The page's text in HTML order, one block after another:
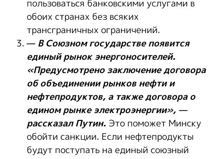
пользоваться банковскими услугами в
обоих странах без всяких
трансграничных ограничений.
— В Союзном государстве появится
единый рынок энергоносителей.
«Предусмотрено заключение договора
об объединении рынков нефти и
нефтепродуктов, а также договора о
едином рынке электроэнергии», —
рассказал Путин. Это поможет Минску
обойти санкции. Если нефтепродукты
будут поступать на единый союзный